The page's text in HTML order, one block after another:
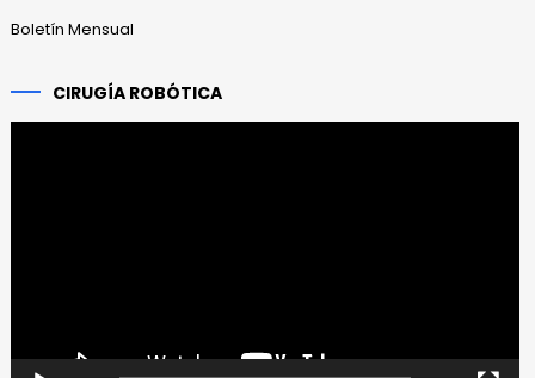
Boletín Mensual
CIRUGÍA ROBÓTICA